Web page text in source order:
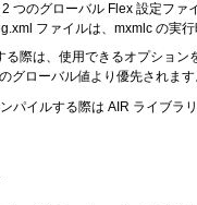
のグローバル Flex 設定フ
ファイルは、mxmlc の実行
際は、使用できるオプショ
ローバル値より優先されます
イルする際は AIR ライブ